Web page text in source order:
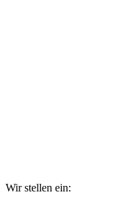
Wir stellen ein: